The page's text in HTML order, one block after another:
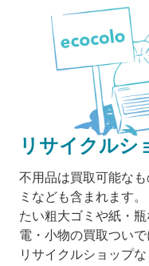
リサイクルシ
不用品は買取可能な
ミなども含まれます
たい粗大ゴミや紙・
電・小物の買取つい
リサイクルショップ